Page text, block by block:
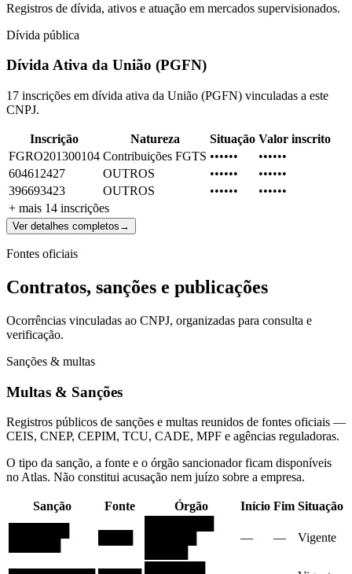
Registros de dívida, ativos e atuação em mercados supervisionados.
Dívida pública
Dívida Ativa da União (PGFN)
17 inscrições em dívida ativa da União (PGFN) vinculadas a este
CNPJ.
Inscrição Natureza Situação Valor inscrito
FGRO201300104 Contribuições FGTS ••••••
••••••
604612427
OUTROS ••••••
••••••
396693423
OUTROS ••••••
••••••
+ mais 14 inscrições
Ver detalhes completos →
Fontes oficiais
Contratos, sanções e publicações
Ocorrências vinculadas ao CNPJ, organizadas para consulta e
verificação.
Sanções & multas
Multas & Sanções
Registros públicos de sanções e multas reunidos de fontes oficiais —
CEIS, CNEP, CEPIM, TCU, CADE, MPF e agências reguladoras.
O tipo da sanção, a fonte e o órgão sancionador ficam disponíveis
no Atlas. Não constitui acusação nem juízo sobre a empresa.
Sanção Fonte Órgão Início Fim Situação
— — Vigente